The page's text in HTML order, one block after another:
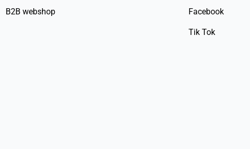
B2B webshop Facebook
Tik Tok